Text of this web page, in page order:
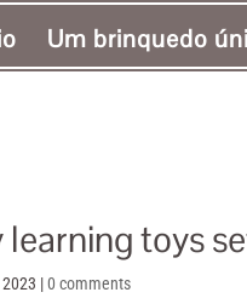
Um brinquedo
toys
|0 comments